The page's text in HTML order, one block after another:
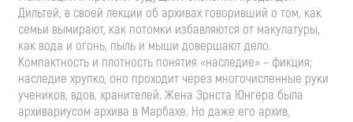
Дильтей, в своей лекции об архивах говоривший о том, как
семьи вымирают, как потомки избавляются от макулатуры,
как вода и огонь, пыль и мыши довершают дело.
Компактность и плотность понятия «наследие» – фикция;
наследие хрупко, оно проходит через многочисленные руки
учеников, вдов, хранителей. Жена Эрнста Юнгера была
архивариусом архива в Марбахе. Но даже его архив,